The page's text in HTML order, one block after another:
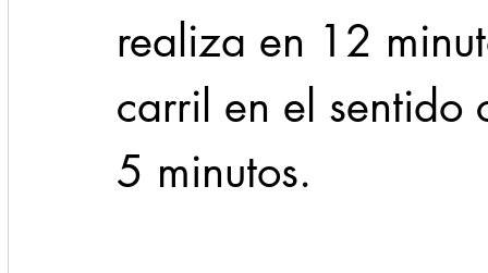
realiza en 12
carril en el
5 minutos.